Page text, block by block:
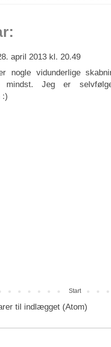
april 2013 kl. 20.49
nogle vidunderlige
mindst. Jeg er
:)
Start
til indlægget (Atom)